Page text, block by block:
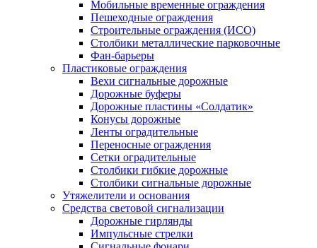
Мобильные временные ограждения
Пешеходные ограждения
Строительные ограждения (ИСО)
Столбики металлические парковочные
Фан-барьеры
Пластиковые ограждения
Вехи сигнальные дорожные
Дорожные буферы
Дорожные пластины «Солдатик»
Конусы дорожные
Ленты оградительные
Переносные ограждения
Сетки оградительные
Столбики гибкие дорожные
Столбики сигнальные дорожные
Утяжелители и основания
Средства световой сигнализации
Дорожные гирлянды
Импульсные стрелки